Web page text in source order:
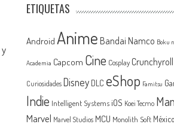
y
ETIQUETAS
Android Anime Bandai Namco Boku
Academia Capcom Cine Cosplay Crunchyroll
Curiosidades Disney DLC eShop Famitsu
Indie Intelligent Systems iOS Koei Tecmo
Marvel Marvel Studios MCU Monolith Soft México